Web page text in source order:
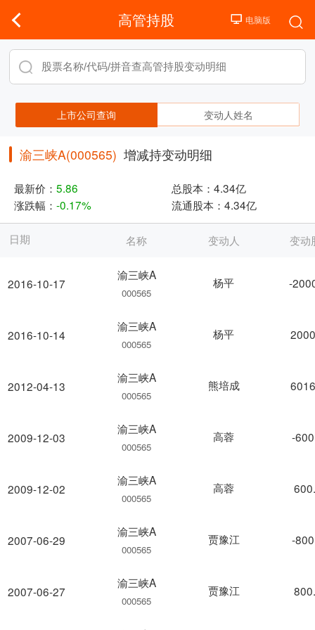
高管持股
上市公司查询 变动人姓名
渝三峡A(000565) 增减持变动明细
最新价： 5.86 总股本： 4.34亿
涨跌幅： -0.17% 流通股本： 4.34亿
日期
2016-10-17
2016-10-14
2012-04-13
2009-12-03
2009-12-02
2007-06-29
2007-06-27
名称 变动人 变动
渝三峡A
000565
杨平 -
渝三峡A
000565
杨平
渝三峡A
000565
熊培成
渝三峡A
000565
高蓉 -
渝三峡A
000565
高蓉
渝三峡A
000565
贾豫江 -
渝三峡A
000565
贾豫江